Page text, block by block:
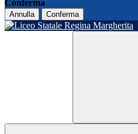
Conferma
Annulla Conferma